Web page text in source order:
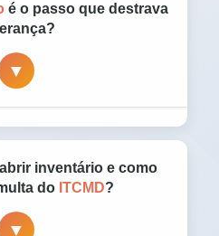
é o passo que destrava
▼
queregulariza
desbloquear contas
formalizar a partilha. Sem
impedido de ser
inventário e como
do ITCMD?
▼